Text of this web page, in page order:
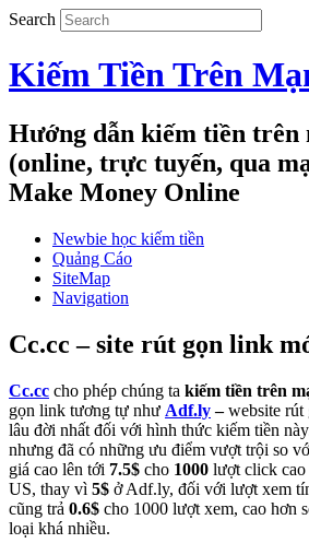
Search
Kiếm Tiền Trên
Hướng dẫn kiếm tiền trên
(online, trực tuyến, qua
Make Money Online
Newbie học kiếm tiền
Quảng Cáo
SiteMap
Navigation
Cc.cc – site rút gọn link
Cc.cc cho phép chúng ta kiếm tiền trên
gọn link tương tự như Adf.ly–website rút
lâu đời nhất đối với hình thức kiếm tiền
nhưng đã có những ưu điểm vượt trội so
giá cao lên tới 7.5$ cho 1000 lượt click cao
US, thay vì 5$ ở Adf.ly, đối với lượt xem
cũng trả 0.6$ cho 1000 lượt xem, cao hơn
loại khá nhiều.